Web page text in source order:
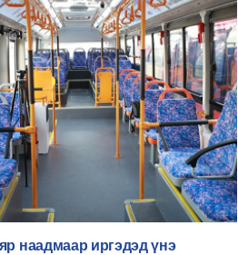
наадмаар иргэдэд үнэ